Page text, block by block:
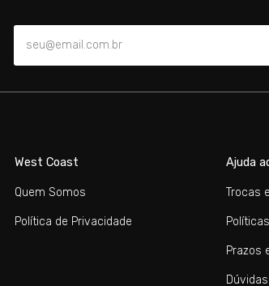
West Coast
Quem Somos
Política de Privacidade
Ajuda
Trocas
Prazos